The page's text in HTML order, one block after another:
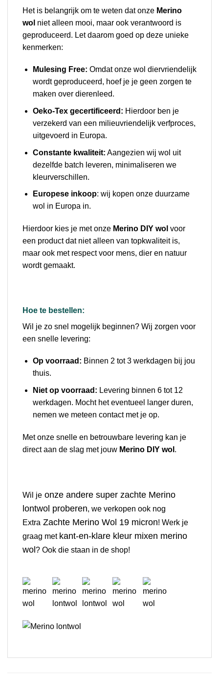
Het is belangrijk om te weten dat onze Merino
wol niet alleen mooi, maar ook verantwoord is
geproduceerd. Let daarom goed op deze unieke
kenmerken:
Mulesing Free: Omdat onze wol diervriendelijk
wordt geproduceerd, hoef je je geen zorgen te
maken over dierenleed.
Oeko-Tex gecertificeerd: Hierdoor ben je
verzekerd van een milieuvriendelijk verfproces,
uitgevoerd in Europa.
Constante kwaliteit: Aangezien wij wol uit
dezelfde batch leveren, minimaliseren we
kleurverschillen.
Europese inkoop: wij kopen onze duurzame
wol in Europa in.
Hierdoor kies je met onze Merino DIY wol voor
een product dat niet alleen van topkwaliteit is,
maar ook met respect voor mens, dier en natuur
wordt gemaakt.
Hoe te bestellen:
Wil je zo snel mogelijk beginnen? Wij zorgen voor
een snelle levering:
Op voorraad: Binnen 2 tot 3 werkdagen bij jou
thuis.
Niet op voorraad: Levering binnen 6 tot 12
werkdagen. Mocht het eventueel langer duren,
nemen we meteen contact met je op.
Met onze snelle en betrouwbare levering kan je
direct aan de slag met jouw Merino DIY wol .
Wil je onze andere super zachte Merino
lontwol proberen, we verkopen ook nog
Extra Zachte Merino Wol 19 micron! Werk je
graag met kant-en-klare kleur mixen merino
wol ? Ook die staan in de shop!